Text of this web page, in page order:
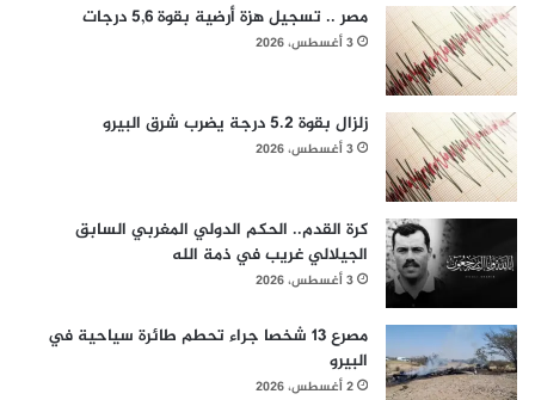
مصر .. تسجيل هزة أرضية بقوة 5,6 درجات
3 أغسطس، 2026
زلزال بقوة 5.2 درجة يضرب شرق البيرو
3 أغسطس، 2026
كرة القدم.. الحكم الدولي المغربي السابق
الجيلالي غريب في ذمة الله
3 أغسطس، 2026
مصرع 13 شخصا جراء تحطم طائرة سياحية في
البيرو
2 أغسطس، 2026